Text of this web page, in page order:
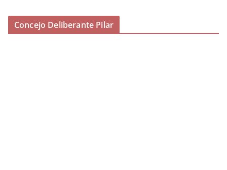
Concejo Deliberante Pilar